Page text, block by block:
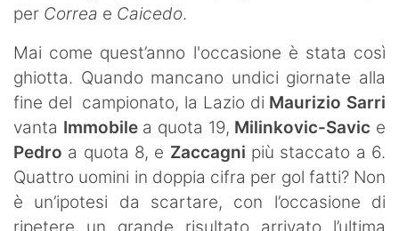
per Correa e Caicedo.
Mai come quest’anno l'occasione è stata così
ghiotta. Quando mancano undici giornate alla
fine del campionato, la Lazio di Maurizio Sarri
vanta Immobilea quota 19, Milinkovic-Savic e
Pedro a quota 8, e Zaccagni più staccato a 6.
Quattro uomini in doppia cifra per gol fatti? Non
è un’ipotesi da scartare, con l’occasione di
ripetere un grande risultato arrivato l’ultima